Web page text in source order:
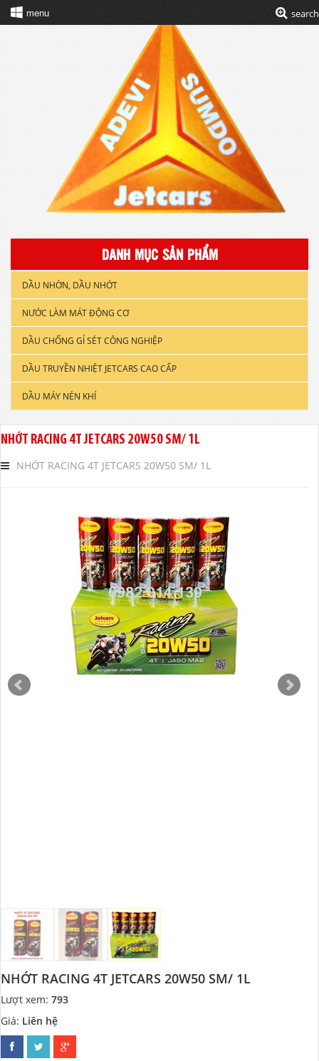
menu search
DANH MỤC SẢN PHẨM
DẦU NHỜN, DẦU NHỚT
DẦU NHỚT XE GẮN MÁY
DẦU ĐỘNG CƠ XE TẢI & TÀU THUYỀN
DẦU NHỚT CÔNG NGHIỆP
DẦU CẮT GỌT KIM LOẠI
DẦU NHỚT THỦY LỰC CAO CẤP
DẦU NHỚT HỘP SỐ
NƯỚC LÀM MÁT ĐỘNG CƠ
DẦU CHỐNG GỈ SÉT CÔNG NGHIỆP
DẦU TRUYỀN NHIỆT JETCARS CAO CẤP
DẦU MÁY NÉN KHÍ
NHỚT RACING 4T JETCARS 20W50 SM/ 1L
NHỚT RACING 4T JETCARS 20W50 SM/ 1L
NHỚT RACING 4T JETCARS 20W50 SM/ 1L
Lượt xem: 793
Giá: Liên hệ